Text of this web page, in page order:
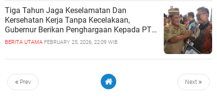
Tiga Tahun Jaga Keselamatan Dan
Kersehatan Kerja Tanpa Kecelakaan,
Gubernur Berikan Penghargaan Kepada PT
Pelangi Sulut
BERITA UTAMA FEBRUARY 25, 2026, 22:09 WIB
Prev Next